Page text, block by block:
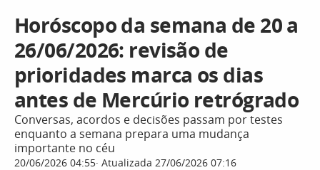
Horóscopo da semana de 20 a
26/06/2026: revisão de
prioridades marca os dias
antes de Mercúrio retrógrado
Conversas, acordos e decisões passam por testes
enquanto a semana prepara uma mudança
importante no céu
20/06/2026 04:55 Atualizada 27/06/2026 07:16